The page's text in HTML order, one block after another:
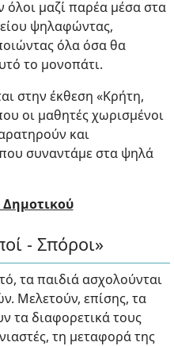
μαζί παρέα μέσα στα
ψηλαφώντας,
όλα όσα θα
το μονοπάτι.
στην έκθεση «Κρήτη,
οι μαθητές χωρισμένοι
και
συναντάμε στα ψηλά
Δημοτικού
- Σπόροι»
τα παιδιά ασχολούνται
Μελετούν, επίσης, τα
τα διαφορετικά τους
τη μεταφορά της